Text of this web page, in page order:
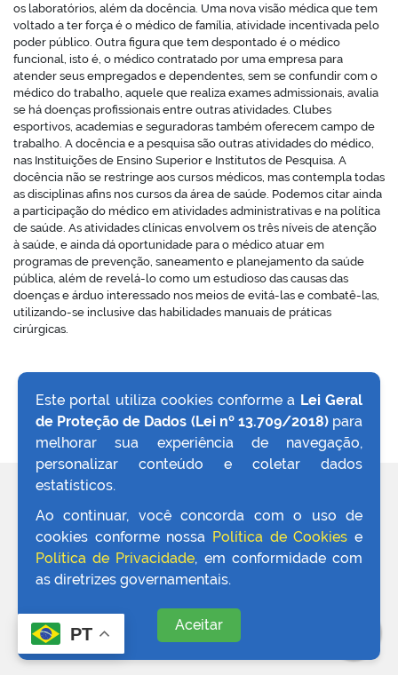
os laboratórios, além da docência. Uma nova visão médica que tem
voltado a ter força é o médico de família, atividade incentivada pelo
poder público. Outra figura que tem despontado é o médico
funcional, isto é, o médico contratado por uma empresa para
atender seus empregados e dependentes, sem se confundir com o
médico do trabalho, aquele que realiza exames admissionais, avalia
se há doenças profissionais entre outras atividades. Clubes
esportivos, academias e seguradoras também oferecem campo de
trabalho. A docência e a pesquisa são outras atividades do médico,
nas Instituições de Ensino Superior e Institutos de Pesquisa. A
docência não se restringe aos cursos médicos, mas contempla todas
as disciplinas afins nos cursos da área de saúde. Podemos citar ainda
a participação do médico em atividades administrativas e na política
de saúde. As atividades clínicas envolvem os três níveis de atenção
à saúde, e ainda dá oportunidade para o médico atuar em
programas de prevenção, saneamento e planejamento da saúde
pública, além de revelá-lo como um estudioso das causas das
doenças e árduo interessado nos meios de evitá-las e combatê-las,
utilizando-se inclusive das habilidades manuais de práticas
cirúrgicas.
VOLTAR AO TOPO
Este portal utiliza cookies conforme a Lei Geral
de Proteção de Dados (Lei nº 13.709/2018)para
melhorar sua experiência de navegação,
personalizar conteúdo e coletar dados
estatísticos.
Ao continuar, você concorda com o uso de
cookies conforme nossa Política de Cookies e
Política de Privacidade, em conformidade com
as diretrizes governamentais.
Aceitar
PT